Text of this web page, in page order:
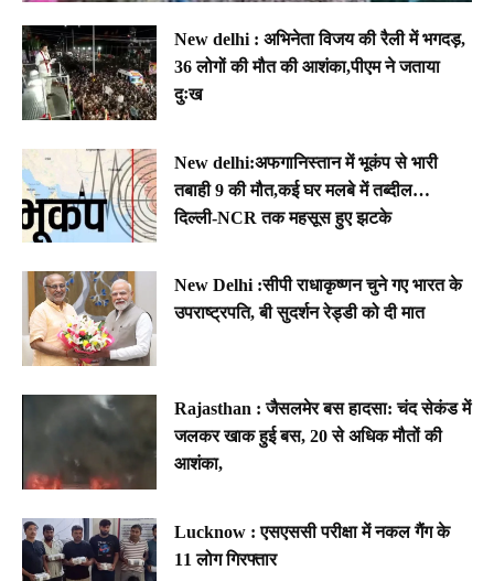
New delhi : अभिनेता विजय की रैली में भगदड़,
36 लोगों की मौत की आशंका,पीएम ने जताया
दुःख
New delhi:अफगानिस्तान में भूकंप से भारी
तबाही 9 की मौत,कई घर मलबे में तब्दील…
दिल्ली-NCR तक महसूस हुए झटके
New Delhi :सीपी राधाकृष्णन चुने गए भारत के
उपराष्ट्रपति, बी सुदर्शन रेड्डी को दी मात
Rajasthan : जैसलमेर बस हादसा: चंद सेकंड में
जलकर खाक हुई बस, 20 से अधिक मौतों की
आशंका,
Lucknow : एसएससी परीक्षा में नकल गैंग के
11 लोग गिरफ्तार